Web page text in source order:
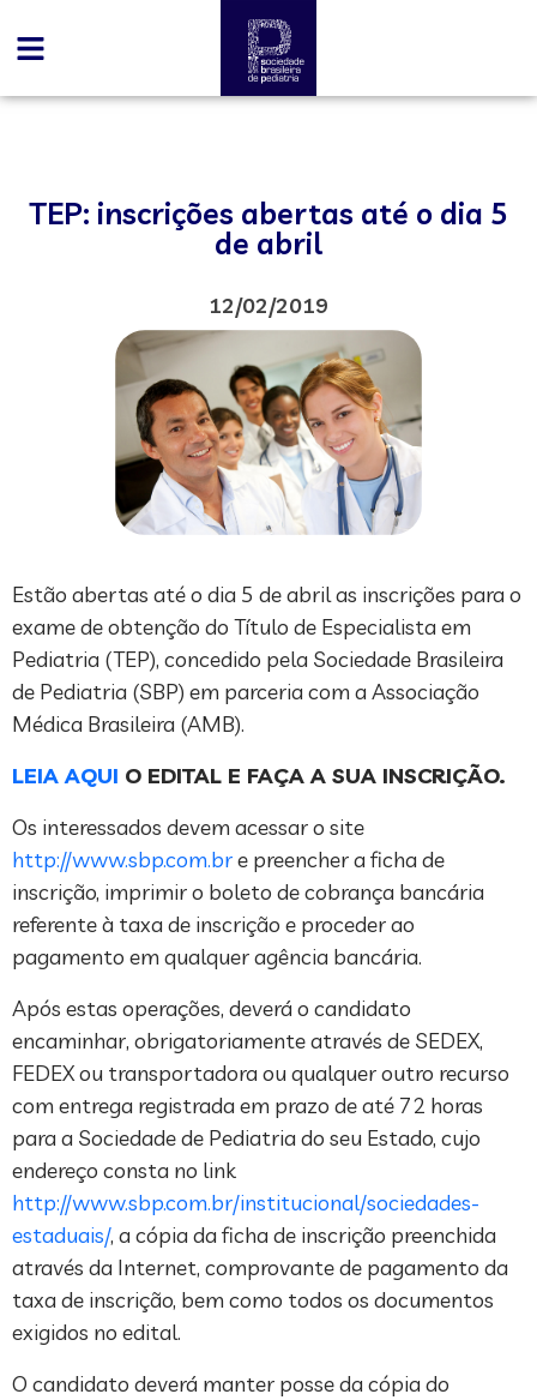
TEP: inscrições abertas até o dia 5
de abril
12/02/2019
Estão abertas até o dia 5 de abril as inscrições para o
exame de obtenção do Título de Especialista em
Pediatria (TEP), concedido pela Sociedade Brasileira
de Pediatria (SBP) em parceria com a Associação
Médica Brasileira (AMB).
LEIA AQUI O EDITAL E FAÇA A SUA INSCRIÇÃO.
Os interessados devem acessar o site
http://www.sbp.com.bre preencher a ficha de
inscrição, imprimir o boleto de cobrança bancária
referente à taxa de inscrição e proceder ao
pagamento em qualquer agência bancária.
Após estas operações, deverá o candidato
encaminhar, obrigatoriamente através de SEDEX,
FEDEX ou transportadora ou qualquer outro recurso
com entrega registrada em prazo de até 72 horas
para a Sociedade de Pediatria do seu Estado, cujo
endereço consta no link
http://www.sbp.com.br/institucional/sociedades-
estaduais/, a cópia da ficha de inscrição preenchida
através da Internet, comprovante de pagamento da
taxa de inscrição, bem como todos os documentos
exigidos no edital.
O candidato deverá manter posse da cópia do